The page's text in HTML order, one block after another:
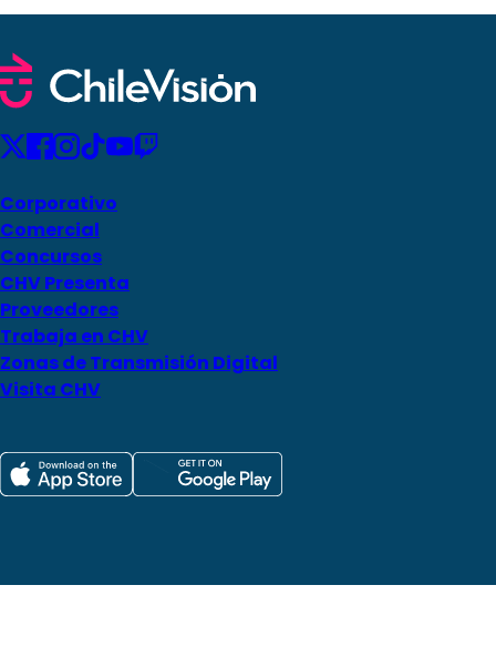
Corporativo
Comercial
Concursos
CHV Presenta
Proveedores
Trabaja en CHV
Zonas de Transmisión Digital
Visita CHV